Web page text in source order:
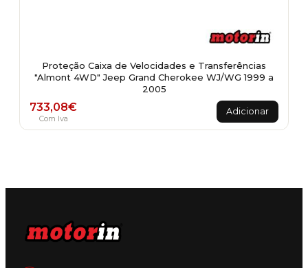
Proteção Caixa de Velocidades e Transferências
"Almont 4WD" Jeep Grand Cherokee WJ/WG 1999 a
2005
733,08€
Com Iva
Adicionar